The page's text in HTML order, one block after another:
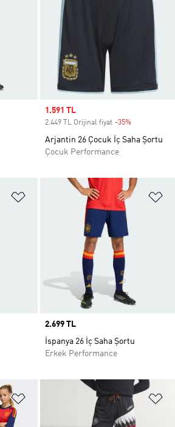
Sale price
1.591 TL
2.449 TL Orijinal fiyat -35%
Arjantin 26 Çocuk İç Saha Şortu
Çocuk Performance
Favori Listesine Ekle
Price
2.699 TL
İspanya 26 İç Saha Şortu
Erkek Performance
Favori Listesine Ekle